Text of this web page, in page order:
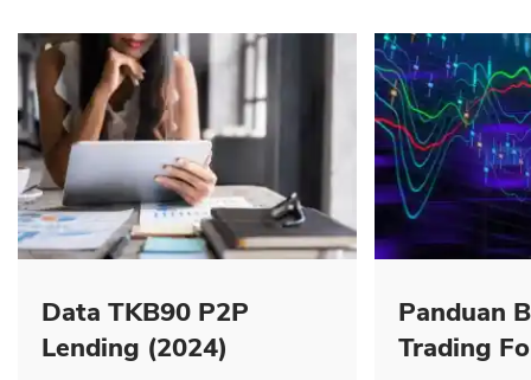
Data TKB90 P2P
Lending (2024)
Panduan
Trading